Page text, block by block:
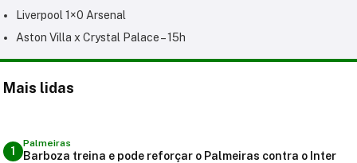
Liverpool 1×0 Arsenal
Aston Villa x Crystal Palace – 15h
Mais lidas
1
Palmeiras
Barboza treina e pode reforçar o Palmeiras contra o Inter